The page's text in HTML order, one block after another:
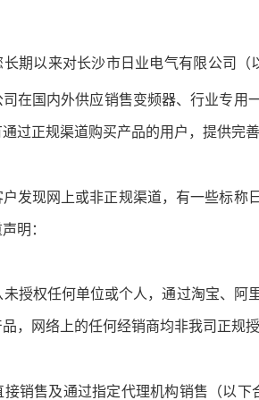
期以来对长沙市日业电气有限公司（
在国内外供应销售变频器、行业专用
过正规渠道购买产品的用户，提供完
发现网上或非正规渠道，有一些标称
明：
未授权任何单位或个人，通过淘宝、阿
，网络上的任何经销商均非我司正规授
接销售及通过指定代理机构销售（以下